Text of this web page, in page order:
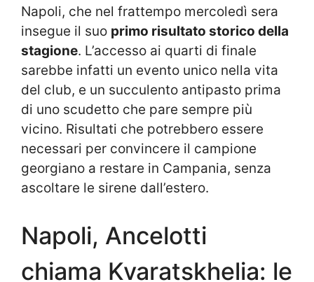
Napoli, che nel frattempo mercoledì sera
insegue il suo primo risultato storico della
stagione. L’accesso ai quarti di finale
sarebbe infatti un evento unico nella vita
del club, e un succulento antipasto prima
di uno scudetto che pare sempre più
vicino. Risultati che potrebbero essere
necessari per convincere il campione
georgiano a restare in Campania, senza
ascoltare le sirene dall’estero.
Napoli, Ancelotti
chiama Kvaratskhelia: le